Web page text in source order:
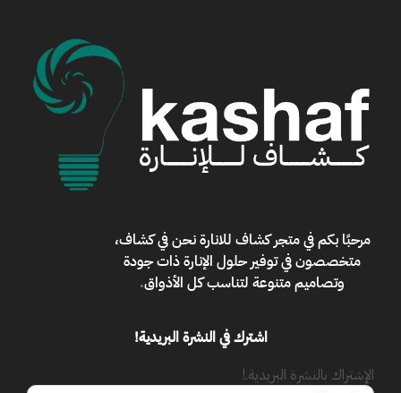
مرحبًا بكم فيمتجر كشاف للانارةنحن في كشاف،
متخصصون في توفير حلول الإنارة ذات جودة
وتصاميم متنوعة لتناسب كل الأذواق.
اشترك في النشرة البريدية!
الإشتراك بالنشرة البريدية.!